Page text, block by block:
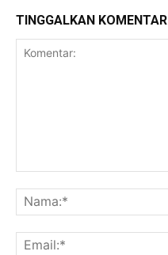
TINGGALKAN KOMENTAR